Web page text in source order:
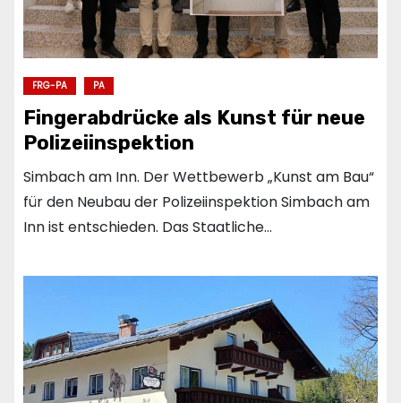
FRG-PA PA
Fingerabdrücke als Kunst für neue
Polizeiinspektion
Simbach am Inn. Der Wettbewerb „Kunst am Bau“
für den Neubau der Polizeiinspektion Simbach am
Inn ist entschieden. Das Staatliche…